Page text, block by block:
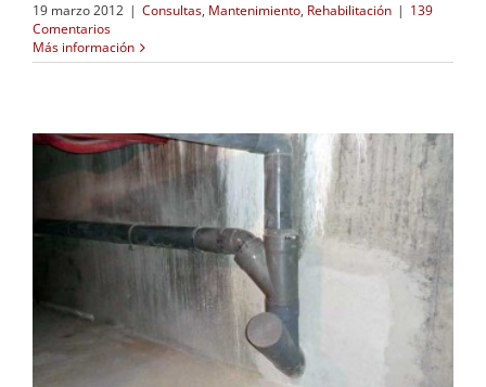
19 marzo 2012 | Consultas, Mantenimiento, Rehabilitación | 139
Comentarios
Más información